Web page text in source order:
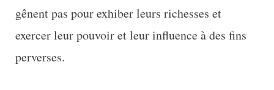
gênent pas pour exhiber leurs richesses et
exercer leur pouvoir et leur influence à des fins
perverses.